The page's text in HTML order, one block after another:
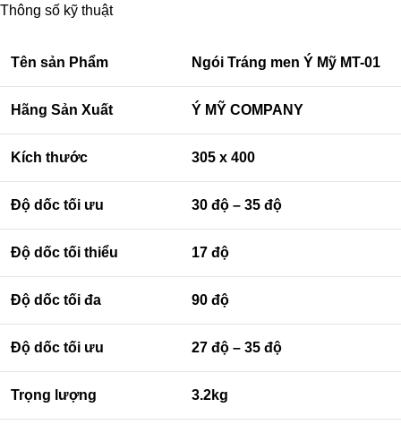
Thông số kỹ thuật
Tên sản Phẩm Ngói Tráng men Ý Mỹ MT-01
Hãng Sản Xuất Ý MỸ COMPANY
Kích thước 305 x 400
Độ dốc tối ưu 30 độ – 35 độ
Độ dốc tối thiểu 17 độ
Độ dốc tối đa 90 độ
Độ dốc tối ưu 27 độ – 35 độ
Trọng lượng 3.2kg